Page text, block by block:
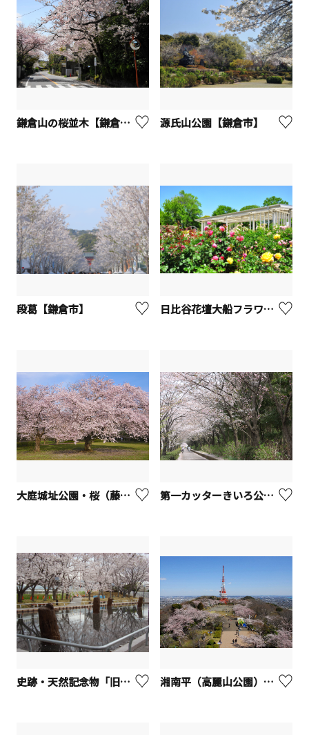
鎌倉山の桜並木【鎌倉市】 源氏山公園【鎌倉市】
段葛【鎌倉市】 日比谷花壇大船フラワーセンター【鎌倉市】
大庭城址公園・桜（藤沢市） 第一カッターきいろ公園（中央公園）【茅ヶ崎市】
史跡・天然記念物「旧相模川橋脚」【茅ヶ崎市】 湘南平（高麗山公園）【平塚市】